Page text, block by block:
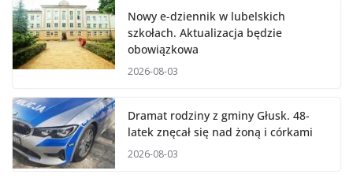
Nowy e-dziennik w lubelskich
szkołach. Aktualizacja będzie
obowiązkowa
2026-08-03
Dramat rodziny z gminy Głusk. 48-
latek znęcał się nad żoną i córkami
2026-08-03